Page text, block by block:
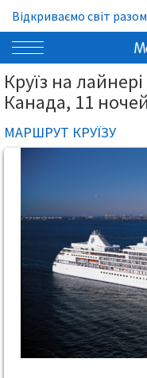
Відкриваємо світ разом
Круїз на
Канада, 11 ночей
МАРШРУТ КРУЇЗУ